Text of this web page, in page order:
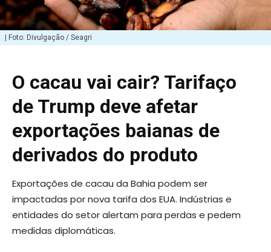
| Foto: Divulgação / Seagri
O cacau vai cair? Tarifaço
de Trump deve afetar
exportações baianas de
derivados do produto
Exportações de cacau da Bahia podem ser
impactadas por nova tarifa dos EUA. Indústrias e
entidades do setor alertam para perdas e pedem
medidas diplomáticas.